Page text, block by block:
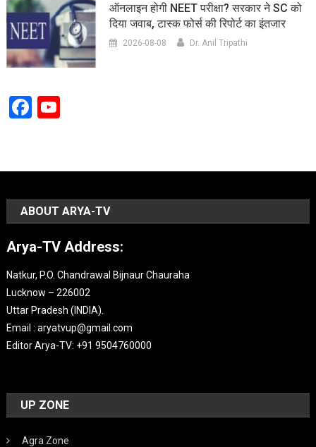
ऑनलाइन होगी NEET परीक्षा? सरकार ने SC को
दिया जवाब, टास्क फोर्स की रिपोर्ट का इंतजार
2026-08-08 Dr. Anil Tripathi
Facebook
YouTube
ABOUT ARYA-TV
Arya-TV Address:
Natkur, P.O. Chandrawal Bijnaur Chauraha
Lucknow – 226002
Uttar Pradesh (INDIA).
Email : aryatvup@gmail.com
Editor Arya-TV: +91 9504760000
UP ZONE
Agra Zone